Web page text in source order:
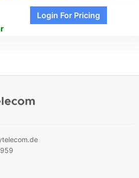
Login For Pricing